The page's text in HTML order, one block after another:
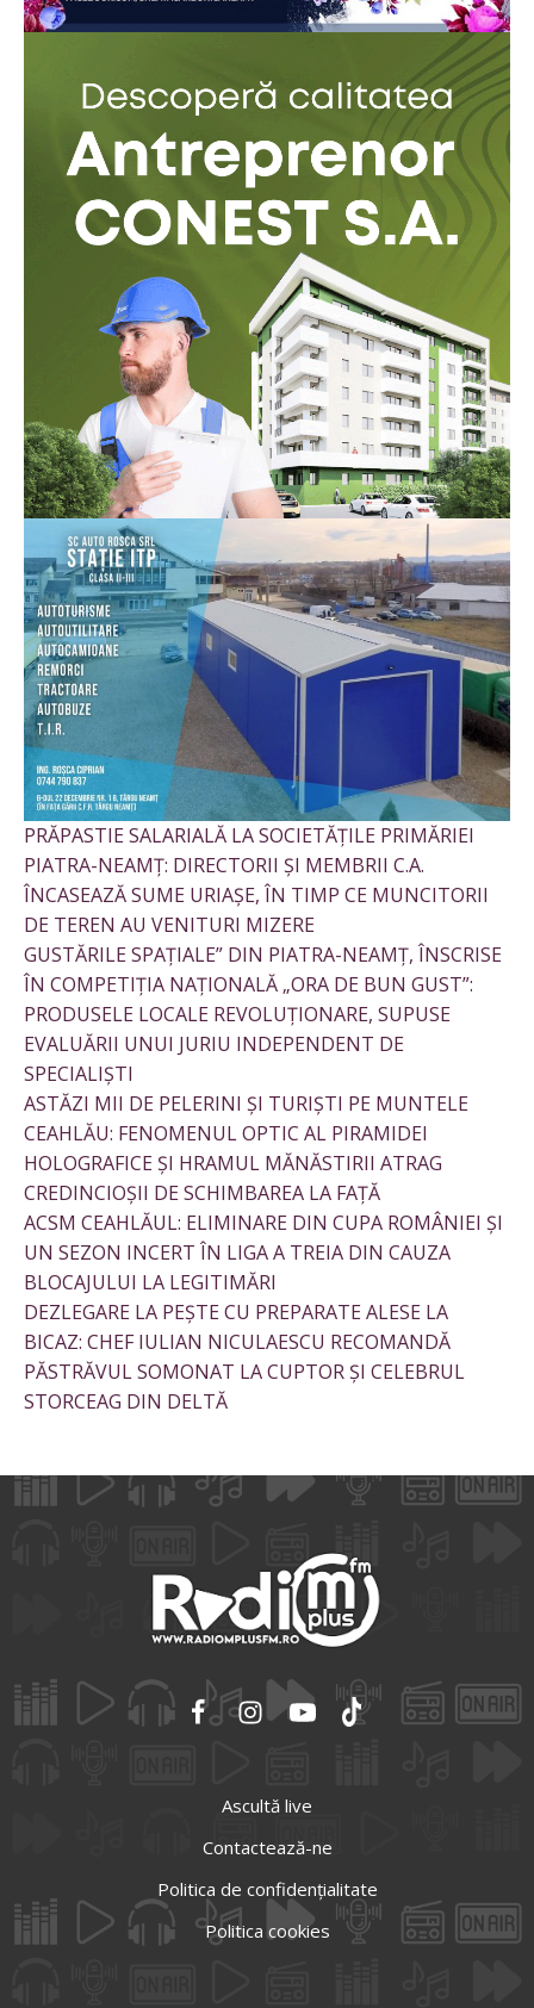
PRĂPASTIE SALARIALĂ LA SOCIETĂȚILE PRIMĂRIEI
PIATRA-NEAMȚ: DIRECTORII ȘI MEMBRII C.A.
ÎNCASEAZĂ SUME URIAȘE, ÎN TIMP CE MUNCITORII
DE TEREN AU VENITURI MIZERE
GUSTĂRILE SPAȚIALE” DIN PIATRA-NEAMȚ, ÎNSCRISE
ÎN COMPETIȚIA NAȚIONALĂ „ORA DE BUN GUST”:
PRODUSELE LOCALE REVOLUȚIONARE, SUPUSE
EVALUĂRII UNUI JURIU INDEPENDENT DE
SPECIALIȘTI
ASTĂZI MII DE PELERINI ȘI TURIȘTI PE MUNTELE
CEAHLĂU: FENOMENUL OPTIC AL PIRAMIDEI
HOLOGRAFICE ȘI HRAMUL MĂNĂSTIRII ATRAG
CREDINCIOȘII DE SCHIMBAREA LA FAȚĂ
ACSM CEAHLĂUL: ELIMINARE DIN CUPA ROMÂNIEI ȘI
UN SEZON INCERT ÎN LIGA A TREIA DIN CAUZA
BLOCAJULUI LA LEGITIMĂRI
DEZLEGARE LA PEȘTE CU PREPARATE ALESE LA
BICAZ: CHEF IULIAN NICULAESCU RECOMANDĂ
PĂSTRĂVUL SOMONAT LA CUPTOR ȘI CELEBRUL
STORCEAG DIN DELTĂ
Ascultă live
Contactează-ne
Politica de confidențialitate
Politica cookies